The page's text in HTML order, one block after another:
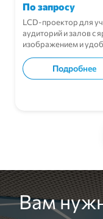
По запросу
LCD-проектор для
аудиторий и залов с
изображением и
Подробнее
Вам